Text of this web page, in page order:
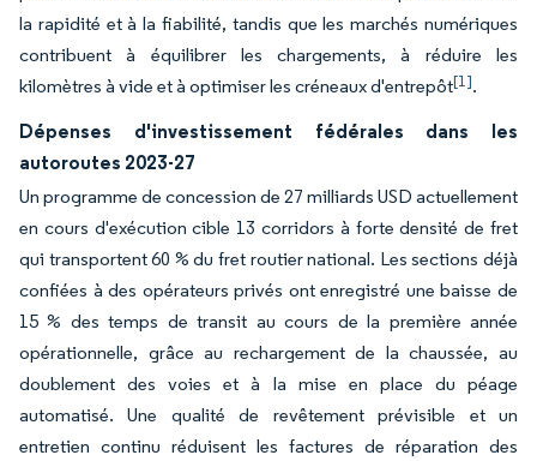
la rapidité et à la fiabilité, tandis que les marchés numériques
contribuent à équilibrer les chargements, à réduire les
kilomètres à vide et à optimiser les créneaux d'entrepôt[1].
Dépenses d'investissement fédérales dans les
autoroutes 2023-27
Un programme de concession de 27 milliards USD actuellement
en cours d'exécution cible 13 corridors à forte densité de fret
qui transportent 60 % du fret routier national. Les sections déjà
confiées à des opérateurs privés ont enregistré une baisse de
15 % des temps de transit au cours de la première année
opérationnelle, grâce au rechargement de la chaussée, au
doublement des voies et à la mise en place du péage
automatisé. Une qualité de revêtement prévisible et un
entretien continu réduisent les factures de réparation des